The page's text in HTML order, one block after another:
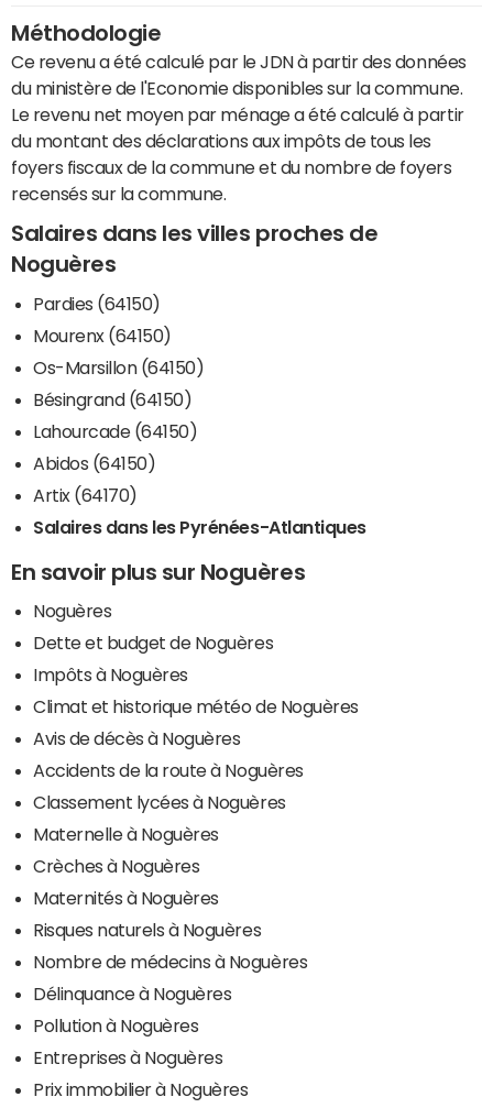
Méthodologie
Ce revenu a été calculé par le JDN à partir des données
du ministère de l'Economie disponibles sur la commune.
Le revenu net moyen par ménage a été calculé à partir
du montant des déclarations aux impôts de tous les
foyers fiscaux de la commune et du nombre de foyers
recensés sur la commune.
Salaires dans les villes proches de
Noguères
Pardies (64150)
Mourenx (64150)
Os-Marsillon (64150)
Bésingrand (64150)
Lahourcade (64150)
Abidos (64150)
Artix (64170)
Salaires dans les Pyrénées-Atlantiques
En savoir plus sur Noguères
Noguères
Dette et budget de Noguères
Impôts à Noguères
Climat et historique météo de Noguères
Avis de décès à Noguères
Accidents de la route à Noguères
Classement lycées à Noguères
Maternelle à Noguères
Crèches à Noguères
Maternités à Noguères
Risques naturels à Noguères
Nombre de médecins à Noguères
Délinquance à Noguères
Pollution à Noguères
Entreprises à Noguères
Prix immobilier à Noguères